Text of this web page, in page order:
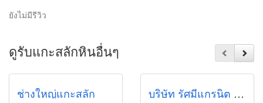
ยังไม่มีรีวิว
ดูรับแกะสลักหินอื่นๆ
ช่างใหญ่แกะสลัก บริษัท รัศมีแกรนิต พลัส จำกัด